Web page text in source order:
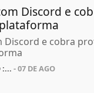
Discord e
Discord e cobra
:... - 07 DE AGO